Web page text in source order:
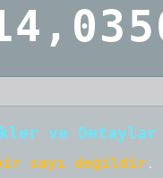
ve Detaylar
sayı değildir .